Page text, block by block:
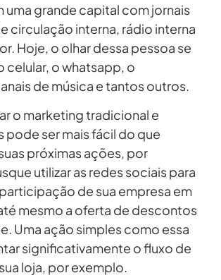
uma grande capital com jornais
circulação interna, rádio interna
Hoje, o olhar dessa pessoa se
celular, o whatsapp, o
de música e tantos outros.
o marketing tradicional e
pode ser mais fácil do que
próximas ações, por
utilizar as redes sociais para
de sua empresa em
mesmo a oferta de descontos
Uma ação simples como essa
significativamente o fluxo de
loja, por exemplo.